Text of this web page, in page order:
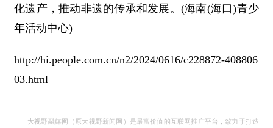
化遗产，推动非遗的传承和发展。(海南(海口)青少
年活动中心)
http://hi.people.com.cn/n2/2024/0616/c228872-408806
03.html
大视野融媒网（原大视野新闻网）是最富价值的互联网推广平台，致力于打造